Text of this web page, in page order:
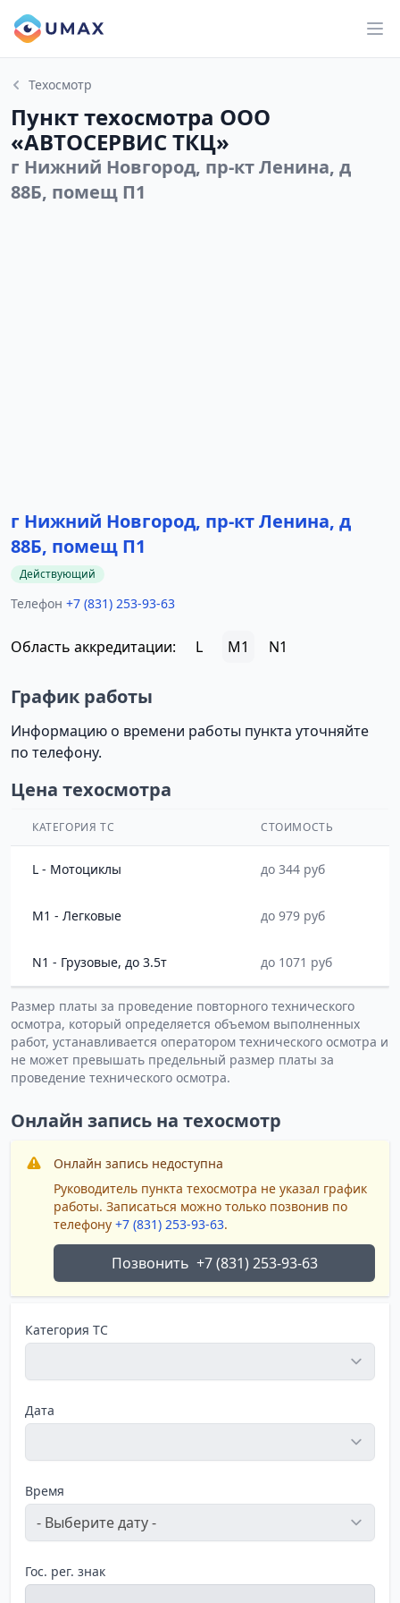
Техосмотр
Пункт техосмотра ООО
«АВТОСЕРВИС ТКЦ»
г Нижний Новгород, пр-кт Ленина, д
88Б, помещ П1
г Нижний Новгород, пр-кт Ленина, д
88Б, помещ П1
Действующий
Телефон +7 (831) 253-93-63
Область аккредитации: L M1 N1
График работы
Информацию о времени работы пункта уточняйте
по телефону.
Цена техосмотра
КАТЕГОРИЯ ТС СТОИМОСТЬ
L - Мотоциклы до 344 руб
M1 - Легковые до 979 руб
N1 - Грузовые, до 3.5т до 1071 руб
Размер платы за проведение повторного технического
осмотра, который определяется объемом выполненных
работ, устанавливается оператором технического осмотра и
не может превышать предельный размер платы за
проведение технического осмотра.
Онлайн запись на техосмотр
Онлайн запись недоступна
Руководитель пункта техосмотра не указал график
работы. Записаться можно только позвонив по
телефону +7 (831) 253-93-63.
Позвонить +7 (831) 253-93-63
Категория ТС
Дата
Время
Гос. рег. знак